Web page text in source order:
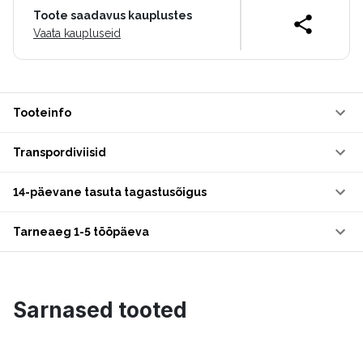
Toote saadavus kauplustes
Vaata kaupluseid
Tooteinfo
Transpordiviisid
14-päevane tasuta tagastusõigus
Tarneaeg 1-5 tööpäeva
Sarnased tooted